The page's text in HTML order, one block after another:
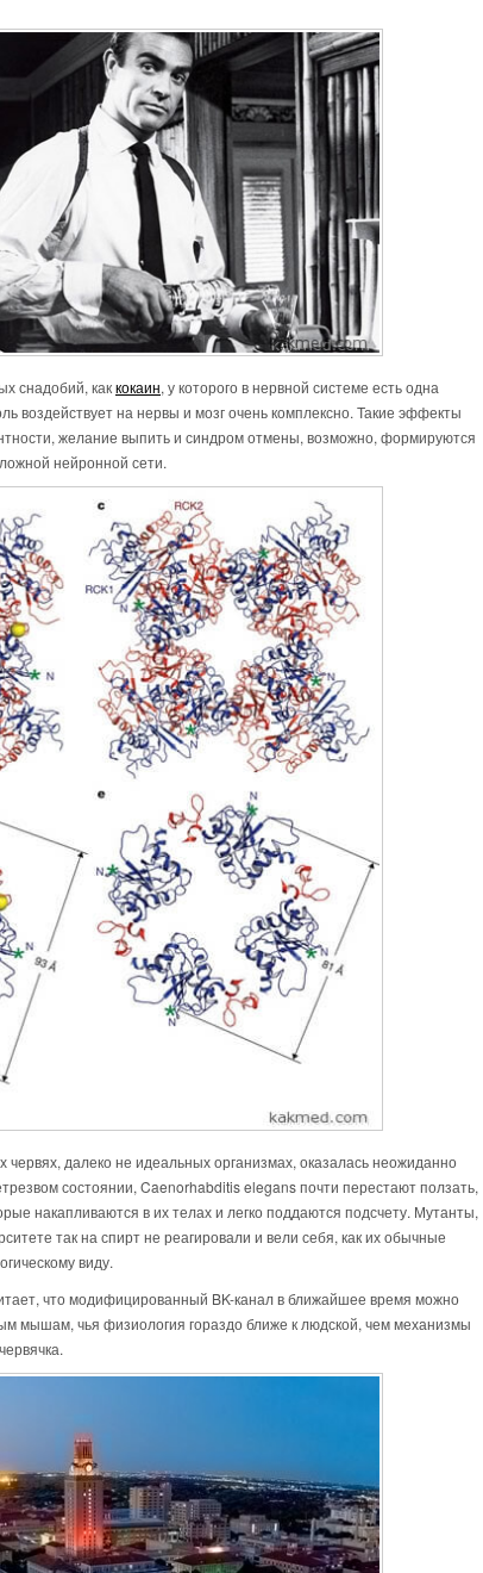
снадобий, каккокаин, у которого в нервной системе есть одна
воздействует на нервы и мозг очень комплексно. Такие эффекты
желание выпить и синдром отмены, возможно, формируются
нейронной сети.
червях, далеко не идеальных организмах, оказалась неожиданно
состоянии, Caenorhabditis elegans почти перестают ползать,
накапливаются в их телах и легко поддаются подсчету. Мутанты,
так на спирт не реагировали и вели себя, как их обычные
виду.
что модифицированный BK-канал в ближайшее время можно
мышам, чья физиология гораздо ближе к людской, чем механизмы